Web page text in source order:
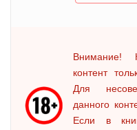
Внимание!
контент
Для
данного
Если в